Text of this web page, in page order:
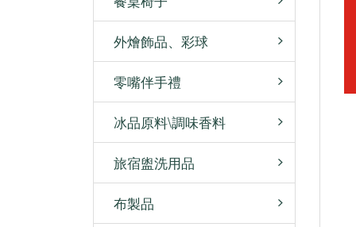
外燴飾品、彩球
零嘴伴手禮
冰品原料\調味香料
旅宿盥洗用品
布製品